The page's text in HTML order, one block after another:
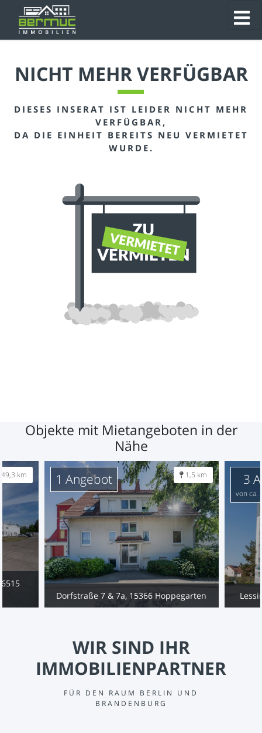
NICHT MEHR VERFÜGBAR
DIESES INSERAT IST LEIDER NICHT MEHR
VERFÜGBAR,
DA DIE EINHEIT BEREITS NEU VERMIETET
WURDE.
Objekte mit Mietangeboten in der
Nähe
km 1,5 km
Dorfstraße 7 & 7a, 15366 Hoppegarten
1 Angebot 3
von ca.
WIR SIND IHR
IMMOBILIENPARTNER
FÜR DEN RAUM BERLIN UND
BRANDENBURG